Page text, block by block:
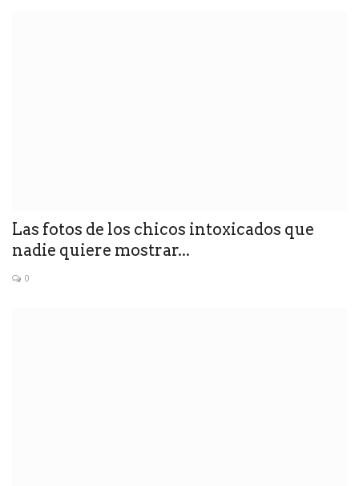
Las fotos de los chicos intoxicados que
nadie quiere mostrar...
0